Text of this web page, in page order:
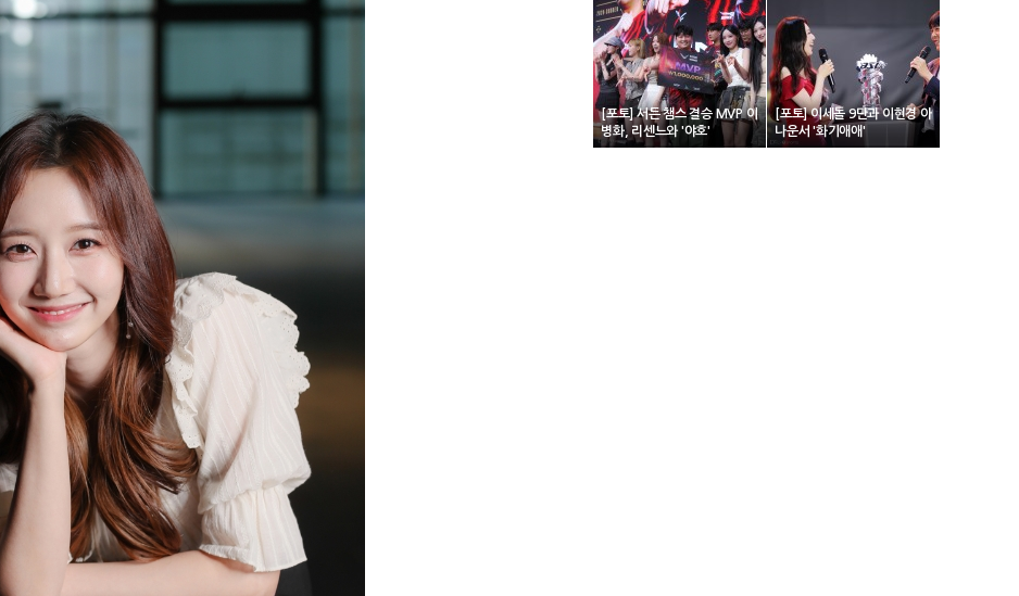
[포토] 서든 챔스 결승 MVP 이
병화, 리센느와 '야호'
[포토] 이세돌 9단과 이현경 아
나운서 '화기애애'